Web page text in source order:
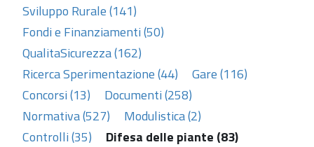
Sviluppo Rurale (141)
Fondi e Finanziamenti (50)
QualitaSicurezza (162)
Ricerca Sperimentazione (44)
Gare (116)
Concorsi (13)
Documenti (258)
Normativa (527)
Modulistica (2)
Controlli (35)
Difesa delle piante (83)